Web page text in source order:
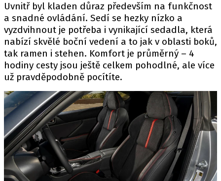
Uvnitř byl kladen důraz především na funkčnost
a snadné ovládání. Sedí se hezky nízko a
vyzdvihnout je potřeba i vynikající sedadla, která
nabízí skvělé boční vedení a to jak v oblasti boků,
tak ramen i stehen. Komfort je průměrný – 4
hodiny cesty jsou ještě celkem pohodlné, ale více
už pravděpodobně pocítíte.